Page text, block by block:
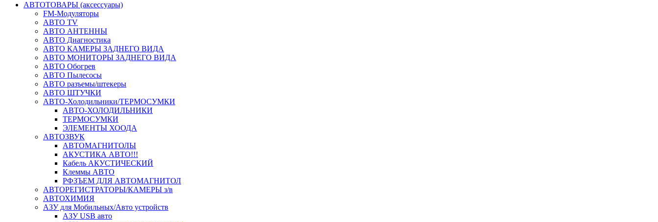
АВТОТОВАРЫ (аксессуары)
FM-Модуляторы
АВТО TV
АВТО АНТЕННЫ
АВТО Диагностика
АВТО КАМЕРЫ ЗАДНЕГО ВИДА
АВТО МОНИТОРЫ ЗАДНЕГО ВИДА
АВТО Обогрев
АВТО Пылесосы
АВТО разъемы/штекеры
АВТО ШТУЧКИ
АВТО-Холодильники/ТЕРМОСУМКИ
АВТО-ХОЛОДИЛЬНИКИ
ТЕРМОСУМКИ
ЭЛЕМЕНТЫ ХООДА
АВТОЗВУК
АВТОМАГНИТОЛЫ
АКУСТИКА АВТО!!!
Кабель АКУСТИЧЕСКИЙ
Клеммы АВТО
РФЗЪЕМ ДЛЯ АВТОМАГНИТОЛ
АВТОРЕГИСТРАТОРЫ/КАМЕРЫ з/в
АВТОХИМИЯ
АЗУ для Мобильных/Авто устройств
АЗУ USB авто